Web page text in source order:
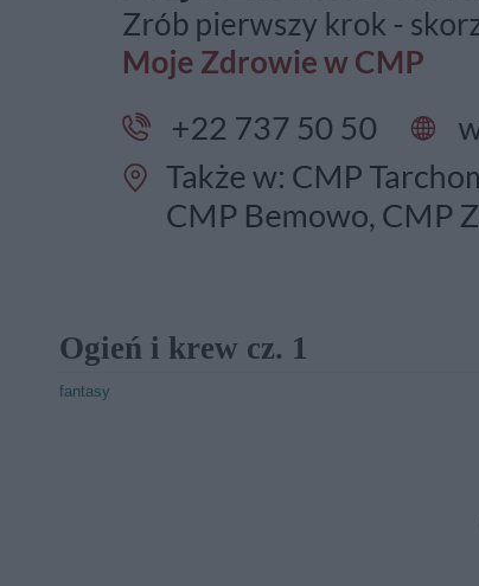
Ogień i krew cz. 1
fantasy